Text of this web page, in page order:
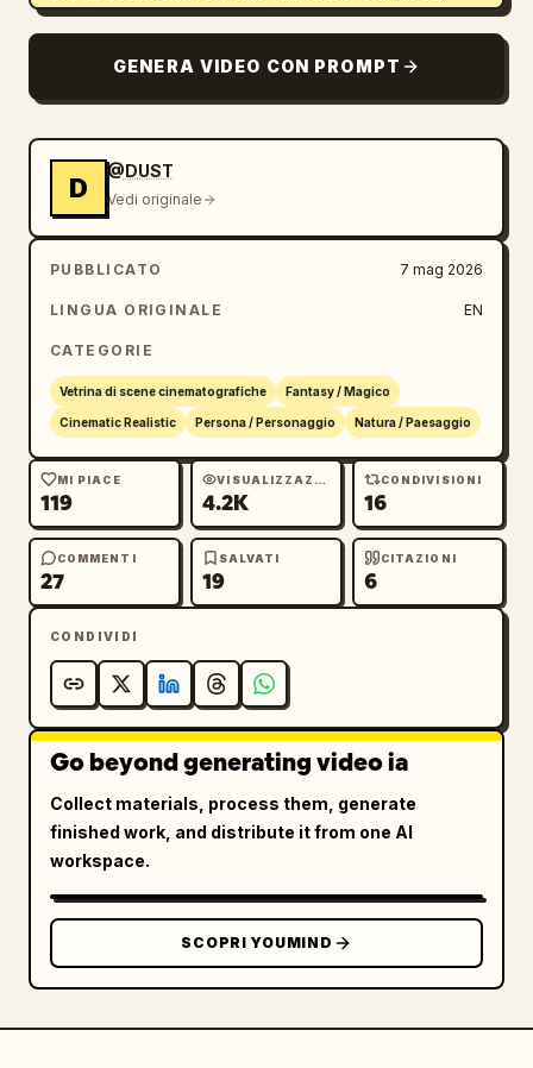
illuminazione di contorno drammatica, color
cinematografica, look da film anamorfico,
iper dettagliato, capolavoro.
GENERA VIDEO CON PROMPT
D
@DUST
Vedi originale
PUBBLICATO 7 mag 2026
LINGUA ORIGINALE EN
CATEGORIE
Vetrina di scene cinematografiche Fantasy / Magico
Cinematic Realistic Persona / Personaggio Natura / Paesaggio
MI PIACE
119
VISUALIZZAZIONI
4.2K
CONDIVISIONI
16
COMMENTI
27
SALVATI
19
CITAZIONI
6
CONDIVIDI
Go beyond generating video ia
Collect materials, process them, generate
finished work, and distribute it from one AI
workspace.
SCOPRI YOUMIND